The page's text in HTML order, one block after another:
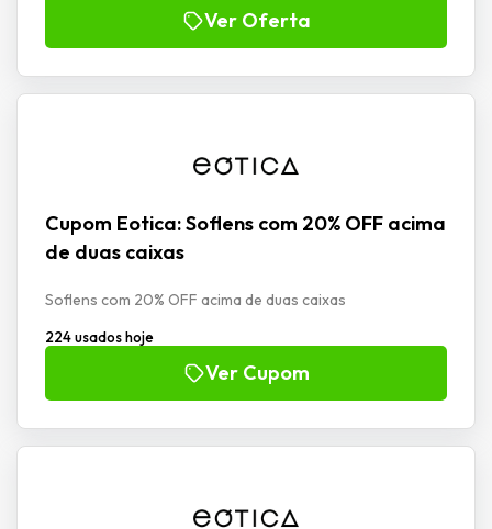
Ver Oferta
Cupom Eotica: Soflens com 20% OFF acima
de duas caixas
Soflens com 20% OFF acima de duas caixas
224 usados hoje
Ver Cupom